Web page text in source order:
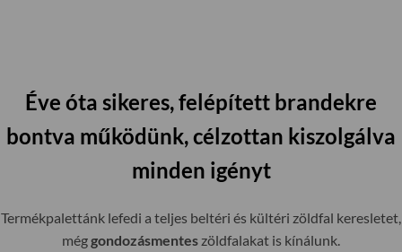
Éve óta sikeres, felépített brandekre
bontva működünk, célzottan kiszolgálva
minden igényt
Termékpalettánk lefedi a teljes beltéri és kültéri zöldfal keresletet,
méggondozásmentes zöldfalakat is kínálunk.